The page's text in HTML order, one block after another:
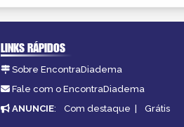
LINKS RÁPIDOS
Sobre EncontraDiadema
Fale com o EncontraDiadema
ANUNCIE: Com destaque | Grátis